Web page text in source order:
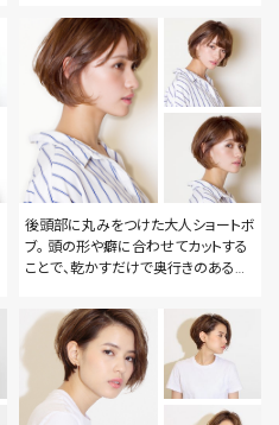
あるカットをする事で、朝のスタイリン
グが簡単になります！ スタイリングが
上手く行かない方、トップがペタンと
してしまう方、是非一度ご相談くださ
後頭部に丸みをつけた大人ショートボ
ブ。 頭の形や癖に合わせてカットする
ことで、乾かすだけで奥行きのあるス
ングが上手く行かない方 トップにボリ
ュームが出なくてお困りの方 是非一
度ご相談下さい！